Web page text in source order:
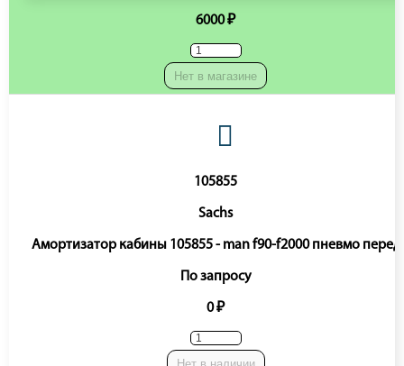
6000 ₽
Нет в магазине
105855
Sachs
Амортизатор кабины 105855 - man f90-f2000 пневмо перед
По запросу
0 ₽
Нет в наличии